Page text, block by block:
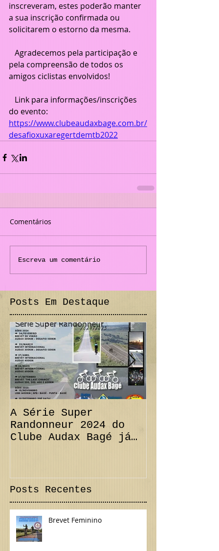
inscreveram, estes poderão manter
a sua inscrição confirmada ou
solicitarem o estorno da mesma.
pela compreensão de todos os
amigos ciclistas envolvidos!
do evento:
https://www.clubeaudaxbage.com.br/
desafioxuxaregertdemtb2022
Comentários
Escreva um comentário
Posts Em Destaque
A Série Super
Randonneur 2024 do
Clube Audax Bagé já
Posts Recentes
Brevet Feminino